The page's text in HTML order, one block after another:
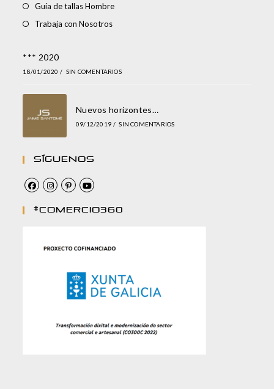
Guía de tallas Hombre
Trabaja con Nosotros
*** 2020
18/01/2020 / SIN COMENTARIOS
Nuevos horizontes…
09/12/2019 / SIN COMENTARIOS
Síguenos
#comercio360